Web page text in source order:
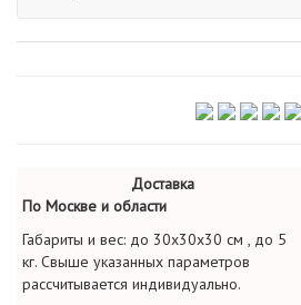
Доставка
По Москве и области
Габариты и вес: до 30х30х30 см , до 5
кг. Свыше указанных параметров
рассчитывается индивидуально.